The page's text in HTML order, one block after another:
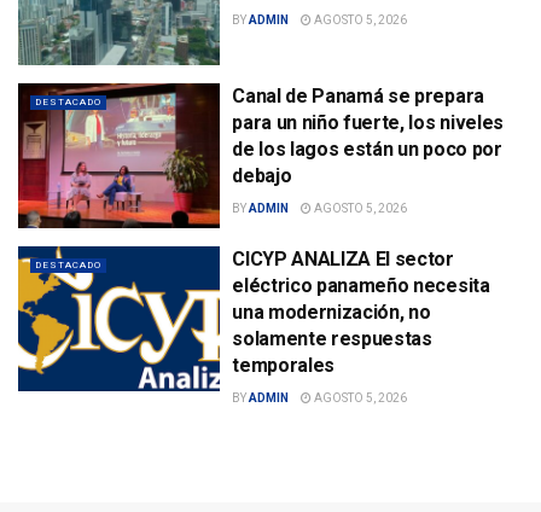
BYADMIN AGOSTO 5, 2026
DESTACADO
Canal de Panamá se prepara
para un niño fuerte, los niveles
de los lagos están un poco por
debajo
BYADMIN AGOSTO 5, 2026
DESTACADO
CICYP ANALIZA El sector
eléctrico panameño necesita
una modernización, no
solamente respuestas
temporales
BYADMIN AGOSTO 5, 2026